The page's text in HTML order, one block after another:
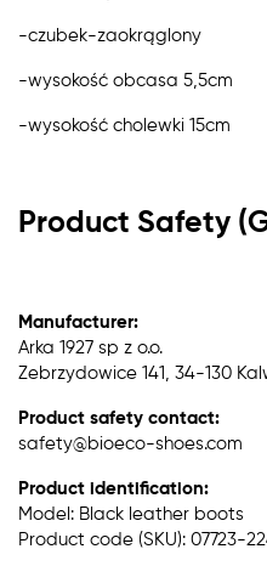
-czubek-zaokrąglony
-wysokość obcasa 5,5cm
-wysokość cholewki 15cm
Product Safety
Manufacturer:
Arka 1927 sp z o.o.
Zebrzydowice 141, 34-130
Product safety contact:
safety@bioeco-shoes.com
Product identification:
Model: Black leather boots
Product code (SKU): 07723-